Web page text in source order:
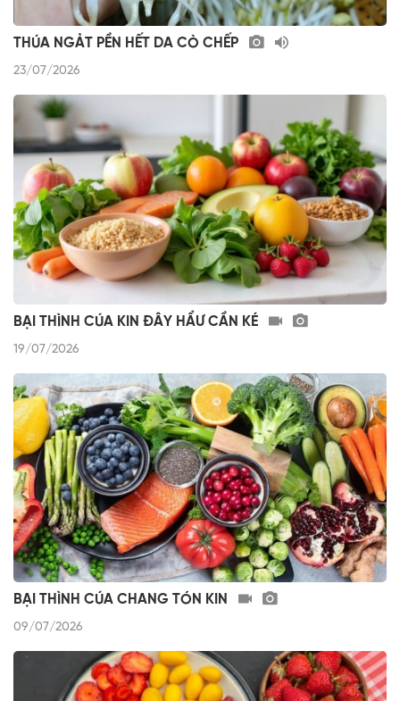
THÚA NGẢT PỀN HẾT DA CÒ CHẾP
23/07/2026
BẠI THÌNH CÚA KIN ĐÂY HẨƯ CẦN KÉ
19/07/2026
BẠI THÌNH CÚA CHANG TÓN KIN
09/07/2026